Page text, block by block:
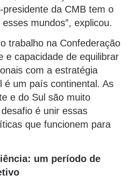
da CMB tem o
mundos”, explicou.
trabalho na Confederação
e capacidade de equilibrar
com a estratégia
é um país continental. As
e do Sul são muito
é unir essas
que funcionem para
um período de